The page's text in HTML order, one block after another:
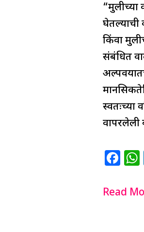
“मुलीच्या
घेतल्याची
किंवा
संबंधित
वापरलेली
F
c
Read